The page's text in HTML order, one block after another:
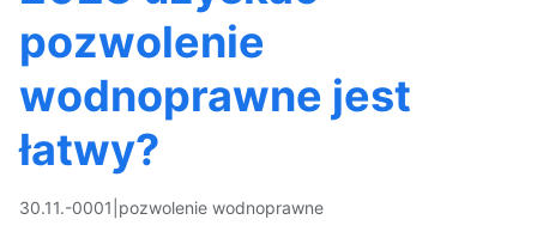
pozwolenie
wodnoprawne jest
łatwy?
30.11.-0001 pozwolenie wodnoprawne